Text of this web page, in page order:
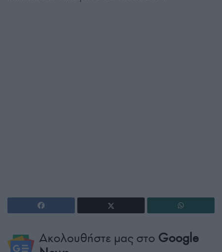
Ακολουθήστε μας στο Google